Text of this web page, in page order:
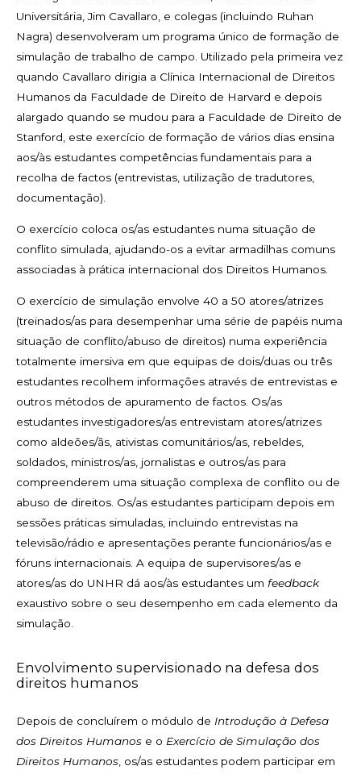
Universitária, Jim Cavallaro, e colegas (incluindo Ruhan
Nagra) desenvolveram um programa único de formação de
simulação de trabalho de campo. Utilizado pela primeira vez
quando Cavallaro dirigia a Clínica Internacional de Direitos
Humanos da Faculdade de Direito de Harvard e depois
alargado quando se mudou para a Faculdade de Direito de
Stanford, este exercício de formação de vários dias ensina
aos/às estudantes competências fundamentais para a
recolha de factos (entrevistas, utilização de tradutores,
documentação).
O exercício coloca os/as estudantes numa situação de
conflito simulada, ajudando-os a evitar armadilhas comuns
associadas à prática internacional dos Direitos Humanos.
O exercício de simulação envolve 40 a 50 atores/atrizes
(treinados/as para desempenhar uma série de papéis numa
situação de conflito/abuso de direitos) numa experiência
totalmente imersiva em que equipas de dois/duas ou três
estudantes recolhem informações através de entrevistas e
outros métodos de apuramento de factos. Os/as
estudantes investigadores/as entrevistam atores/atrizes
como aldeões/ãs, ativistas comunitários/as, rebeldes,
soldados, ministros/as, jornalistas e outros/as para
compreenderem uma situação complexa de conflito ou de
abuso de direitos. Os/as estudantes participam depois em
sessões práticas simuladas, incluindo entrevistas na
televisão/rádio e apresentações perante funcionários/as e
fóruns internacionais. A equipa de supervisores/as e
atores/as do UNHR dá aos/às estudantes um feedback
exaustivo sobre o seu desempenho em cada elemento da
simulação.
Envolvimento supervisionado na defesa dos
direitos humanos
Depois de concluírem o módulo de Introdução à Defesa
dos Direitos Humanos e o Exercício de Simulação dos
Direitos Humanos, os/as estudantes podem participar em